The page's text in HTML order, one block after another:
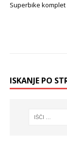
Superbike komplet
ISKANJE PO